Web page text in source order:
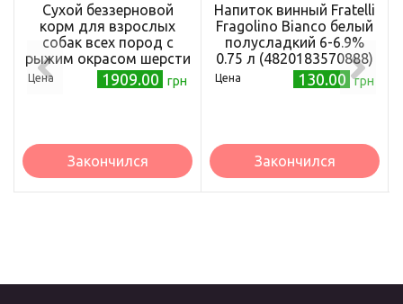
Сухой беззерновой
корм для взрослых
собак всех пород с
рыжим окрасом шерсти
Superior Care Red Coat
Grain Free Adult All
Цена 1909.00 грн
Закончился
Напиток винный Fratelli
Fragolino Bianco белый
полусладкий 6-6.9%
0.75 л (4820183570888)
Цена 130.00 грн
Закончился